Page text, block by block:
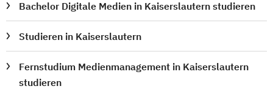
Bachelor Digitale Medien in Kaiserslautern studieren
Studieren in Kaiserslautern
Fernstudium Medienmanagement in Kaiserslautern
studieren